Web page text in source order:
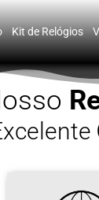
Kit de Relógios
para
de Cookies e